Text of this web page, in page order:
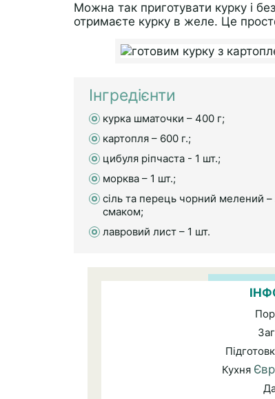
Можна так приготувати курку і
отримаєте курку в желе. Це
Інгредієнти
курка шматочки – 400 г;
картопля – 600 г.;
цибуля ріпчаста - 1 шт.;
морква – 1 шт.;
сіль та перець чорний мелений –
смаком;
лавровий лист – 1 шт.
Кухня